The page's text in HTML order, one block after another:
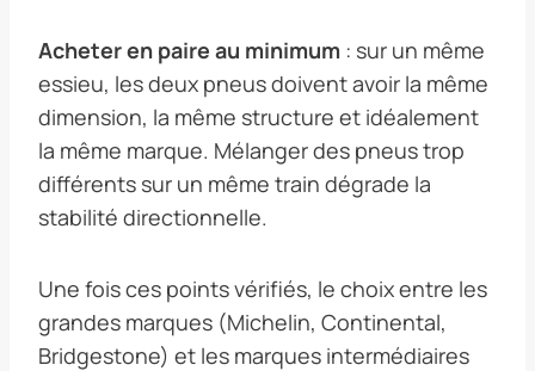
Acheter en paire au minimum : sur un même
essieu, les deux pneus doivent avoir la même
dimension, la même structure et idéalement
la même marque. Mélanger des pneus trop
différents sur un même train dégrade la
stabilité directionnelle.
Une fois ces points vérifiés, le choix entre les
grandes marques (Michelin, Continental,
Bridgestone) et les marques intermédiaires